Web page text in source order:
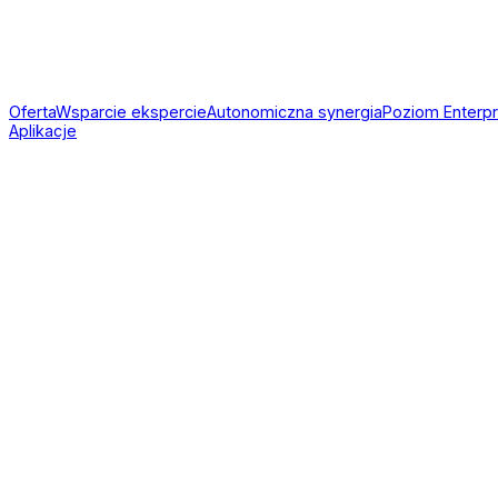
OfertaWsparcie ekspercieAutonomiczna synergiaPoziom
Aplikacje